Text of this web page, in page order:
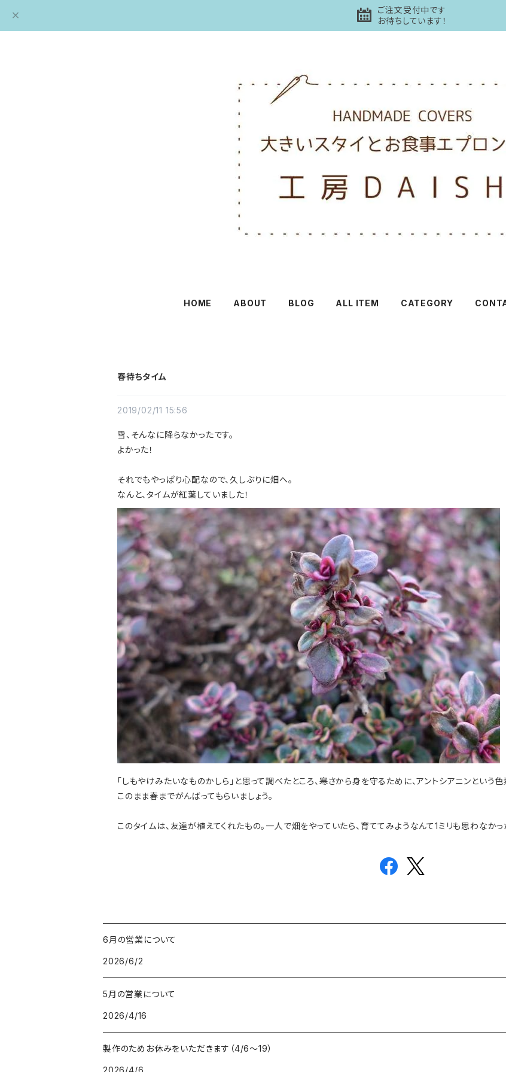
ご注文受付中です
お待ちしています！
HOME ABOUT BLOG ALL ITEM CATEGORY
春待ちタイム
2019/02/11 15:56
雪、そんなに降らなかったです。
よかった！
それでもやっぱり心配なので、久しぶりに畑へ。
なんと、タイムが紅葉していました！
「しもやけみたいなものかしら」と思って調べたところ、寒さから身を守るために、アントシアニンという
このまま春までがんばってもらいましょう。
このタイムは、友達が植えてくれたもの。一人で畑をやっていたら、育ててみようなんて1ミリも思わなかっ
6月の営業について
2026/6/2
5月の営業について
2026/4/16
製作のためお休みをいただきます（4/6〜19）
2026/4/6